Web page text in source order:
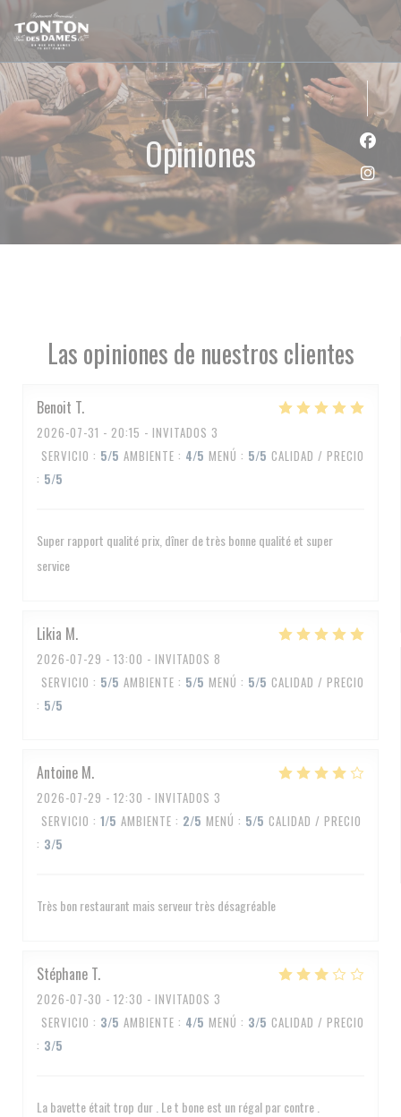
Personalización de sus opciones de cookies
Opiniones
Las opiniones de nuestros clientes
Benoit T
2026-07-31 - 20:15 - INVITADOS 3
SERVICIO : 5/5 AMBIENTE : 4/5 MENÚ : 5/5 CALIDAD / PRECIO
: 5/5
Super rapport qualité prix, dîner de très bonne qualité et super
service
Likia M
2026-07-29 - 13:00 - INVITADOS 8
SERVICIO : 5/5 AMBIENTE : 5/5 MENÚ : 5/5 CALIDAD / PRECIO
: 5/5
Antoine M
2026-07-29 - 12:30 - INVITADOS 3
SERVICIO : 1/5 AMBIENTE : 2/5 MENÚ : 5/5 CALIDAD / PRECIO
: 3/5
Très bon restaurant mais serveur très désagréable
Stéphane T
2026-07-30 - 12:30 - INVITADOS 3
SERVICIO : 3/5 AMBIENTE : 4/5 MENÚ : 3/5 CALIDAD / PRECIO
: 3/5
La bavette était trop dur . Le t bone est un régal par contre .